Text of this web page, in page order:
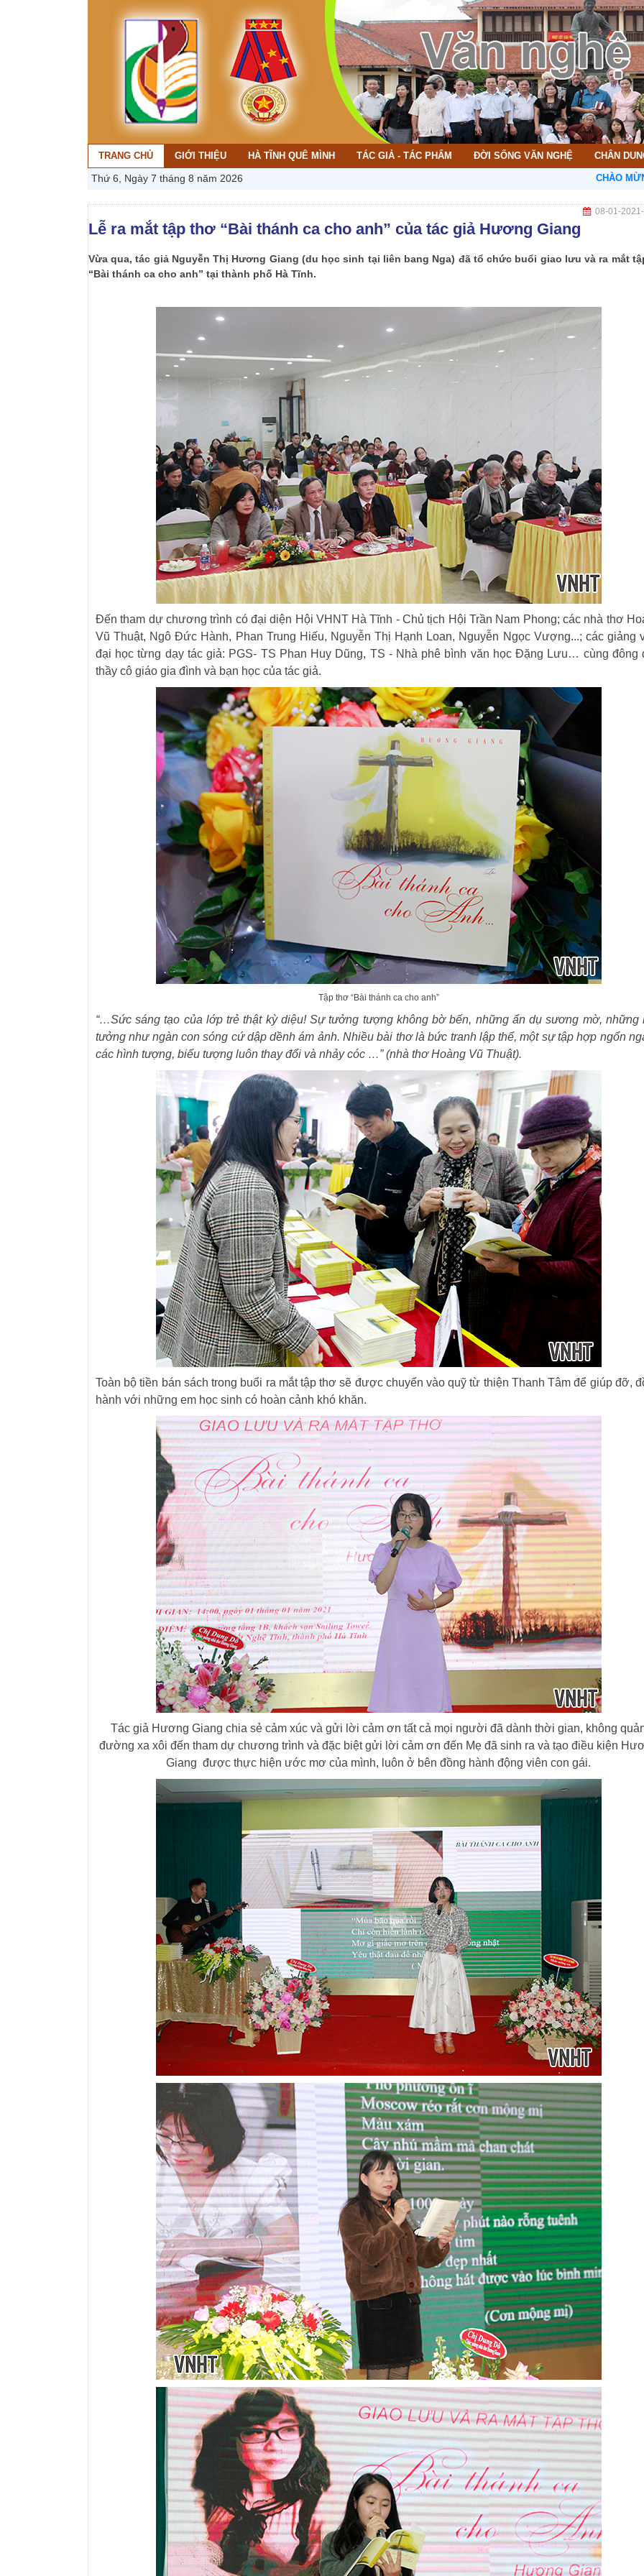
TRANG CHỦ GIỚI THIỆU HÀ TĨNH QUÊ MÌNH TÁC GIẢ - TÁC PHẨM ĐỜI SỐNG VĂN NGHỆ CHÂN
Thứ 6, Ngày 7 tháng 8 năm 2026 CHÀO MỪNG BẠN ĐẾN
08-01-2021
Lễ ra mắt tập thơ “Bài thánh ca cho anh” của tác giả Hương Giang
Vừa qua, tác giả Nguyễn Thị Hương Giang (du học sinh tại liên bang Nga) đã tổ chức buổi giao lưu và ra mắt
“Bài thánh ca cho anh” tại thành phố Hà Tĩnh.
Đến tham dự chương trình có đại diện Hội VHNT Hà Tĩnh - Chủ tịch Hội Trần Nam Phong; các nhà thơ
Vũ Thuật, Ngô Đức Hành, Phan Trung Hiếu, Nguyễn Thị Hạnh Loan, Nguyễn Ngọc Vượng...; các giảng
đại học từng dạy tác giả: PGS- TS Phan Huy Dũng, TS - Nhà phê bình văn học Đặng Lưu… cùng đông
thầy cô giáo gia đình và bạn học của tác giả.
Tập thơ “Bài thánh ca cho anh”
“…Sức sáng tạo của lớp trẻ thật kỳ diệu! Sự tưởng tượng không bờ bến, những ẩn dụ sương mờ, những
tưởng như ngàn con sóng cứ dập dềnh ám ảnh. Nhiều bài thơ là bức tranh lập thể, một sự tập hợp ngổn
các hình tượng, biểu tượng luôn thay đổi và nhảy cóc …” (nhà thơ Hoàng Vũ Thuật).
Toàn bộ tiền bán sách trong buổi ra mắt tập thơ sẽ được chuyển vào quỹ từ thiện Thanh Tâm để giúp đỡ,
hành với những em học sinh có hoàn cảnh khó khăn.
Tác giả Hương Giang chia sẻ cảm xúc và gửi lời cảm ơn tất cả mọi người đã dành thời gian, không
đường xa xôi đến tham dự chương trình và đặc biệt gửi lời cảm ơn đến Mẹ đã sinh ra và tạo điều kiện
Giang được thực hiện ước mơ của mình, luôn ở bên đồng hành động viên con gái.